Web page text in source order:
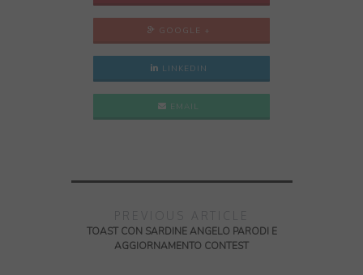
GOOGLE +
LINKEDIN
EMAIL
TOAST CON SARDINE ANGELO PARODI E
AGGIORNAMENTO CONTEST